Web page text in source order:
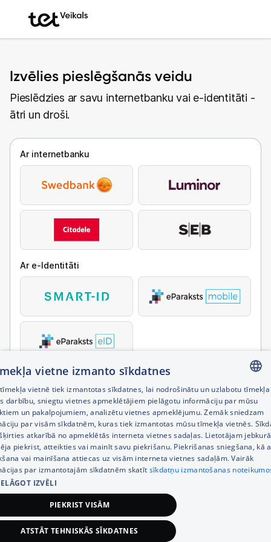
Izvēlies pieslēgšanās veidu
Pieslēdzies ar savu internetbanku vai e-identitāti -
ātri un droši.
Ar internetbanku
Ar e-Identitāti
LATVIAN
RUSSIAN
ENGLISH
vietne izmanto sīkdatnes
vietnē tiek izmantotas sīkdatnes, lai nodrošinātu un uzlabotu tīmekļa
darbību, sniegtu vietnes apmeklētājiem pielāgotu informāciju par mūsu
un pakalpojumiem, analizētu vietnes apmeklējumu. Zemāk sniedzam
par visām sīkdatnēm, kuras tiek izmantotas mūsu tīmekļa vietnēs.
atkarībā no apmeklētās interneta vietnes sadaļas. Lietotājam
piekrist, atteikties vai mainīt savu piekrišanu. Piekrišanas sniegšana, kā
vai mainīšana attiecas uz visām interneta vietnes sadaļām. Vairāk
par izmantotajām sīkdatnēm skatīt sīkdatņu izmantošanas
IZVĒLI
PIEKRIST VISĀM
ATSTĀT TEHNISKĀS SĪKDATNES